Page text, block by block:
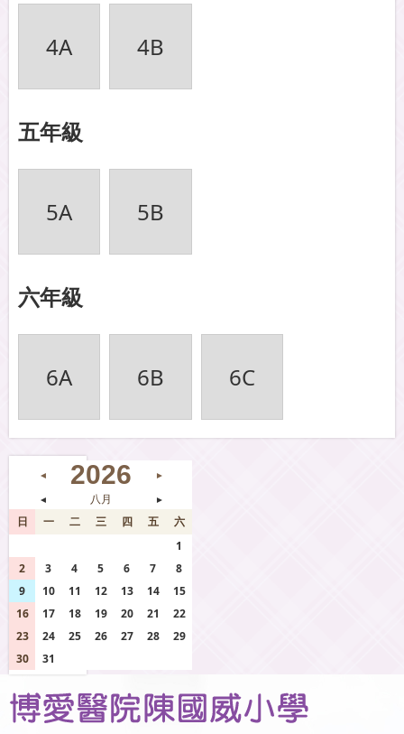
4A 4B
五年級
5A 5B
六年級
6A 6B 6C
◄ 2026
►
◄
八月 ►
日 一 二 三 四 五
六
1
2
3 4 5 6 7
8
9
10 11 12 13 14
15
16
17 18 19 20 21
22
23
24 25 26 27 28
29
30
31